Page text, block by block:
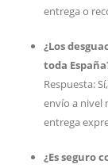
entrega o
¿Los
toda
Respuesta:
envío a nivel
entrega
¿Es seguro